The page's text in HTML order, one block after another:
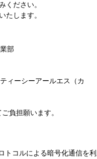
ください。
たします。
部
ーシーアールエス（カ
担願います。
トコルによる暗号化通信を利